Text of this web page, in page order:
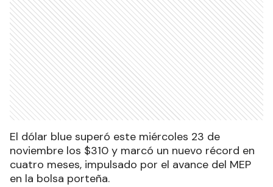
El dólar blue superó este miércoles 23 de
noviembre los $310 y marcó un nuevo récord en
cuatro meses, impulsado por el avance del MEP
en la bolsa porteña.